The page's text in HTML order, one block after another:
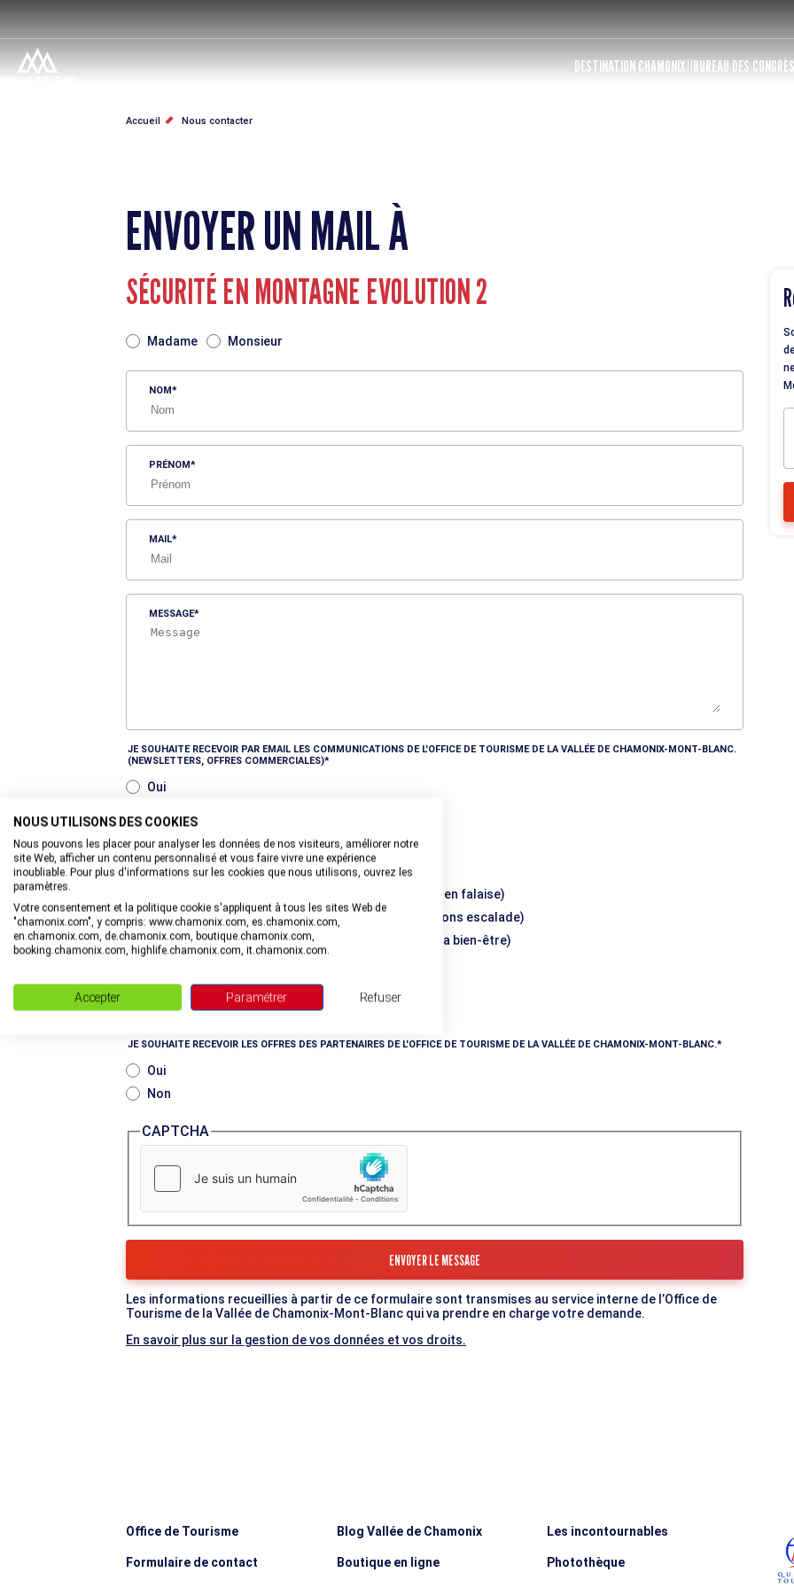
contenu
principal
DESTINATION CHAMONIX BUREAU DES CONGRÈS
FILAccueil Nous contacter
ENVOYER UN MAIL À
SÉCURITÉ EN MONTAGNE EVOLUTION 2
Madame Monsieur
NOM
PRÉNOM
MAIL
MESSAGE
JE SOUHAITE RECEVOIR PAR EMAIL LES COMMUNICATIONS DE L'OFFICE DE TOURISME DE LA VALLÉE DE CHAMONIX-MONT-BLANC.
(NEWSLETTERS, OFFRES COMMERCIALES)
Oui
VOUS ÊTES INTÉRESSÉS PAR
Le ski / snowboard
Les sports extrêmes (vol libre, alpinisme, escalade en falaise)
Les loisirs sportifs (randonnées, parapente, initiations escalade)
Les activités douces (musée, visites culturelles, spa bien-être)
Les bons plans & offres
Les nouveautés & actualités de la vallée
JE SOUHAITE RECEVOIR LES OFFRES DES PARTENAIRES DE L'OFFICE DE TOURISME DE LA VALLÉE DE CHAMONIX-MONT-BLANC.
Oui
Non
CAPTCHA
Les informations recueillies à partir de ce formulaire sont transmises au service interne de l’Office de
Tourisme de la Vallée de Chamonix-Mont-Blanc qui va prendre en charge votre demande.
En savoir plus sur la gestion de vos données et vos droits.
Office de Tourisme
Formulaire de contact
Blog Vallée de Chamonix
Boutique en ligne
Les incontournables
Photothèque
NOUS UTILISONS DES COOKIES
Nous pouvons les placer pour analyser les données de nos visiteurs, améliorer notre
site Web, afficher un contenu personnalisé et vous faire vivre une expérience
inoubliable. Pour plus d'informations sur les cookies que nous utilisons, ouvrez les
paramètres.
Votre consentement et la politique cookie s'appliquent à tous les sites Web de
"chamonix.com", y compris: www.chamonix.com, es.chamonix.com,
en.chamonix.com, de.chamonix.com, boutique.chamonix.com,
booking.chamonix.com, highlife.chamonix.com, it.chamonix.com.
Accepter Paramétrer Refuser